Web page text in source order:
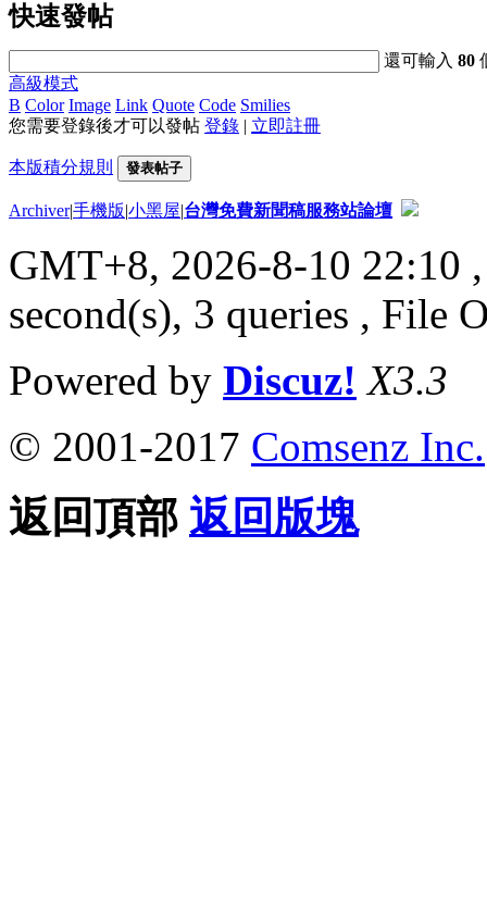
快速發帖
還可輸入80
高級模式
B Color Image Link Quote Code Smilies
您需要登錄後才可以發帖 登錄 | 立即註冊
本版積分規則 發表帖子
Archiver|手機版|小黑屋|台灣免費新聞稿服務站論壇
GMT+8, 2026-8-10 22:10
second(s), 3 queries , File
Powered by Discuz! X3.3
© 2001-2017 Comsenz Inc.
返回頂部 返回版塊